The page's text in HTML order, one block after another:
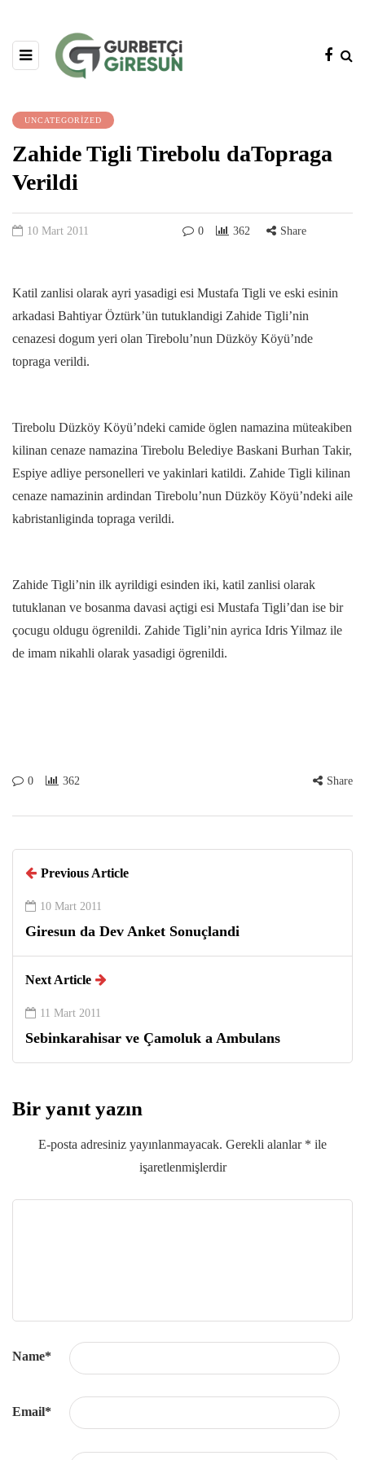
UNCATEGORIZED
Zahide Tigli Tirebolu daTopraga
Verildi
10 Mart 2011 0 362 Share
Katil zanlisi olarak ayri yasadigi esi Mustafa Tigli ve eski esinin
arkadasi Bahtiyar Öztürk’ün tutuklandigi Zahide Tigli’nin
cenazesi dogum yeri olan Tirebolu’nun Düzköy Köyü’nde
topraga verildi.
Tirebolu Düzköy Köyü’ndeki camide öglen namazina müteakiben
kilinan cenaze namazina Tirebolu Belediye Baskani Burhan Takir,
Espiye adliye personelleri ve yakinlari katildi. Zahide Tigli kilinan
cenaze namazinin ardindan Tirebolu’nun Düzköy Köyü’ndeki aile
kabristanliginda topraga verildi.
Zahide Tigli’nin ilk ayrildigi esinden iki, katil zanlisi olarak
tutuklanan ve bosanma davasi açtigi esi Mustafa Tigli’dan ise bir
çocugu oldugu ögrenildi. Zahide Tigli’nin ayrica Idris Yilmaz ile
de imam nikahli olarak yasadigi ögrenildi.
0 362 Share
Previous Article
10 Mart 2011
Giresun da Dev Anket Sonuçlandi
Next Article
11 Mart 2011
Sebinkarahisar ve Çamoluk a Ambulans
Bir yanıt yazın
E-posta adresiniz yayınlanmayacak. Gerekli alanlar * ile
işaretlenmişlerdir
Name*
Email*